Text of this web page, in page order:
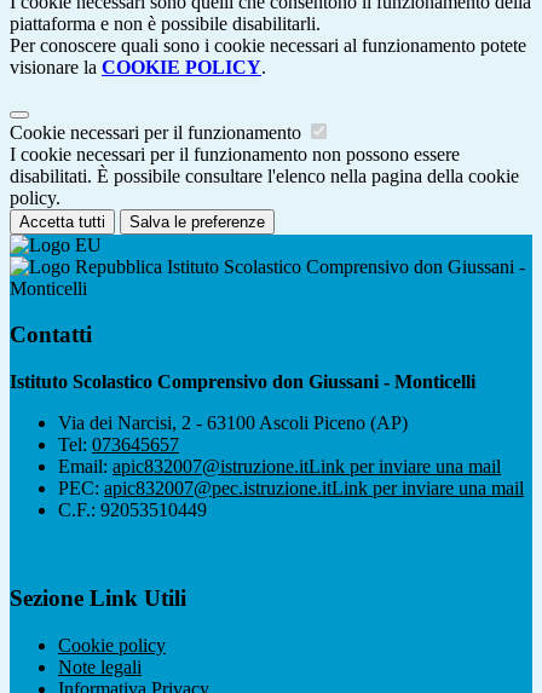
piattaforma e non è possibile disabilitarli.
Per conoscere quali sono i cookie necessari al funzionamento potete
visionare la COOKIE POLICY.
Cookie necessari per il funzionamento
I cookie necessari per il funzionamento non possono essere
disabilitati. È possibile consultare l'elenco nella pagina della cookie
policy.
Accetta tutti Salva le preferenze
Istituto Scolastico Comprensivo don Giussani -
Monticelli
Contatti
Istituto Scolastico Comprensivo don Giussani - Monticelli
Via dei Narcisi, 2 - 63100 Ascoli Piceno (AP)
Tel: 073645657
Email: apic832007@istruzione.itLink per inviare una mail
PEC: apic832007@pec.istruzione.itLink per inviare una mail
C.F.: 92053510449
Sezione Link Utili
Cookie policy
Note legali
Informativa Privacy